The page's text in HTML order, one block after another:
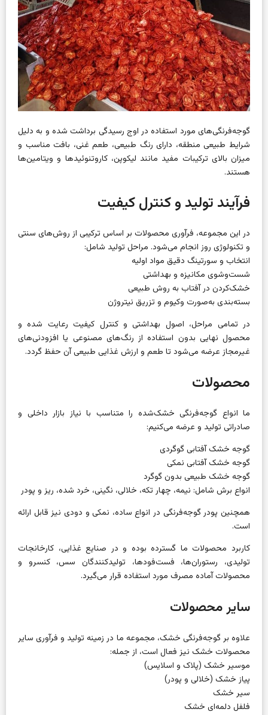
گوجه‌فرنگی‌های مورد استفاده در اوج رسیدگی برداشت شده و به دلیل
شرایط طبیعی منطقه، دارای رنگ طبیعی، طعم غنی، بافت مناسب و
میزان بالای ترکیبات مفید مانند لیکوپن، کاروتنوئیدها و ویتامین‌ها
هستند.
فرآیند تولید و کنترل کیفیت
در این مجموعه، فرآوری محصولات بر اساس ترکیبی از روش‌های سنتی
و تکنولوژی روز انجام می‌شود. مراحل تولید شامل:
انتخاب و سورتینگ دقیق مواد اولیه
شست‌وشوی مکانیزه و بهداشتی
خشک‌کردن در آفتاب به روش طبیعی
بسته‌بندی به‌صورت وکیوم و تزریق نیتروژن
در تمامی مراحل، اصول بهداشتی و کنترل کیفیت رعایت شده و
محصول نهایی بدون استفاده از رنگ‌های مصنوعی یا افزودنی‌های
غیرمجاز عرضه می‌شود تا طعم و ارزش غذایی طبیعی آن حفظ گردد.
محصولات
ما انواع گوجه‌فرنگی خشک‌شده را متناسب با نیاز بازار داخلی و
صادراتی تولید و عرضه می‌کنیم:
گوجه خشک آفتابی گوگردی
گوجه خشک آفتابی نمکی
گوجه خشک طبیعی بدون گوگرد
انواع برش شامل: نیمه، چهار تکه، خلالی، نگینی، خرد شده، ریز و پودر
همچنین پودر گوجه‌فرنگی در انواع ساده، نمکی و دودی نیز قابل ارائه
است.
کاربرد محصولات ما گسترده بوده و در صنایع غذایی، کارخانجات
تولیدی، رستوران‌ها، فست‌فودها، تولیدکنندگان سس، کنسرو و
محصولات آماده مصرف مورد استفاده قرار می‌گیرد.
سایر محصولات
علاوه بر گوجه‌فرنگی خشک، مجموعه ما در زمینه تولید و فرآوری سایر
محصولات خشک نیز فعال است، از جمله:
موسیر خشک (پلاک و اسلایس)
پیاز خشک (خلالی و پودر)
سیر خشک
فلفل دلمه‌ای خشک